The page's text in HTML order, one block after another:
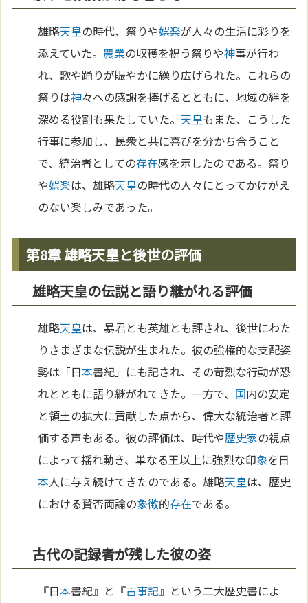
雄略天皇の時代、祭りや娯楽が人々の生活に彩りを
添えていた。 農業の収穫を祝う祭りや神事が行わ
れ、歌や踊りが賑やかに繰り広げられた。これらの
祭りは神々への感謝を捧げるとともに、地域の絆を
深める役割も果たしていた。天皇もまた、こうした
行事に参加し、民衆と共に喜びを分かち合うこと
で、統治者としての存在感を示したのである。祭り
や娯楽は、雄略天皇の時代の人々にとってかけがえ
のない楽しみであった。
第8章 雄略天皇と後世の評価
雄略天皇の伝説と語り継がれる評価
雄略天皇は、暴君とも英雄とも評され、後世にわた
りさまざまな伝説が生まれた。彼の強権的な支配姿
勢は「日本書紀」にも記され、その苛烈な行動が恐
れとともに語り継がれてきた。一方で、 国内の安定
と領土の拡大に貢献した点から、偉大な統治者と評
価する声もある。彼の評価は、時代や歴史家の視点
によって揺れ動き、単なる王以上に強烈な印象を日
本人に与え続けてきたのである。雄略天皇は、歴史
における賛否両論の象徴的存在である。
古代の記録者が残した彼の姿
『日本書紀』と『古事記』という二大歴史書によ